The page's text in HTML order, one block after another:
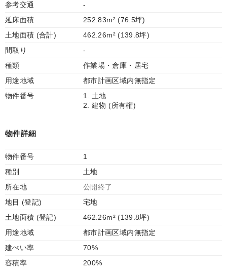
参考交通
-
延床面積
252.83m² (76.5坪)
土地面積 (合計)
462.26m² (139.8坪)
間取り
-
種類
作業場・倉庫・居宅
用途地域
都市計画区域内無指定
物件番号
1. 土地
2. 建物 (所有権)
物件詳細
物件番号
1
種別
土地
所在地
公開終了
地目 (登記)
宅地
土地面積 (登記)
462.26m² (139.8坪)
用途地域
都市計画区域内無指定
建ぺい率
70%
容積率
200%